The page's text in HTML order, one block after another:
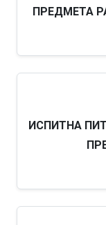
ПРЕДМЕТА
ИСПИТНА